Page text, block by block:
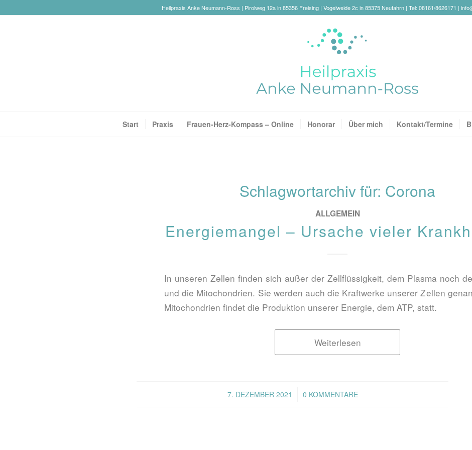
Heilpraxis Anke Neumann-Ross | Pirolweg 12a in 85356 Freising | Vogelweide 2c in 85375 Neufahrn | Tel: 08161/8626171 |
Start Praxis Frauen-Herz-Kompass – Online Honorar Über mich Kontakt/Termine
Schlagwortarchiv für: Corona
ALLGEMEIN
Energiemangel – Ursache vieler
In unseren Zellen finden sich außer der Zellflüssigkeit, dem Plasma noch
und die Mitochondrien. Sie werden auch die Kraftwerke unserer Zellen
Mitochondrien findet die Produktion unserer Energie, dem ATP, statt.
Weiterlesen
7. DEZEMBER 2021
/ 0 KOMMENTARE